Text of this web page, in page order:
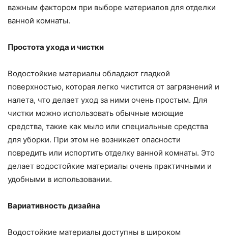
важным фактором при выборе материалов для отделки
ванной комнаты.
Простота ухода и чистки
Водостойкие материалы обладают гладкой
поверхностью, которая легко чистится от загрязнений и
налета, что делает уход за ними очень простым. Для
чистки можно использовать обычные моющие
средства, такие как мыло или специальные средства
для уборки. При этом не возникает опасности
повредить или испортить отделку ванной комнаты. Это
делает водостойкие материалы очень практичными и
удобными в использовании.
Вариативность дизайна
Водостойкие материалы доступны в широком